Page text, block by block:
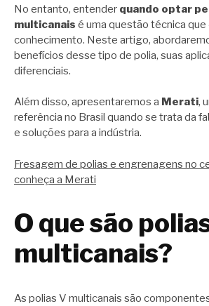
No entanto, entender quando optar
multicanais é uma questão técnica que
conhecimento. Neste artigo,
benefícios desse tipo de polia, suas
diferenciais.
Além disso, apresentaremos a Merati,
referência no Brasil quando se trata da
e soluções para a indústria.
Fresagem de polias e engrenagens no
conheça a Merati
O que são
multicanais?
As polias V multicanais são